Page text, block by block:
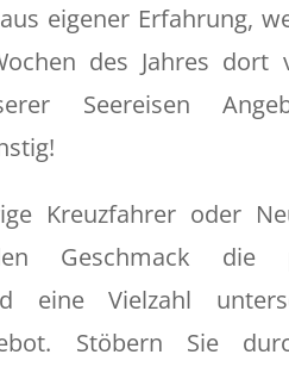
eigener Erfahrung,
des Jahres dort
Seereisen
Kreuzfahrer oder
Geschmack die
eine Vielzahl
Stöbern Sie